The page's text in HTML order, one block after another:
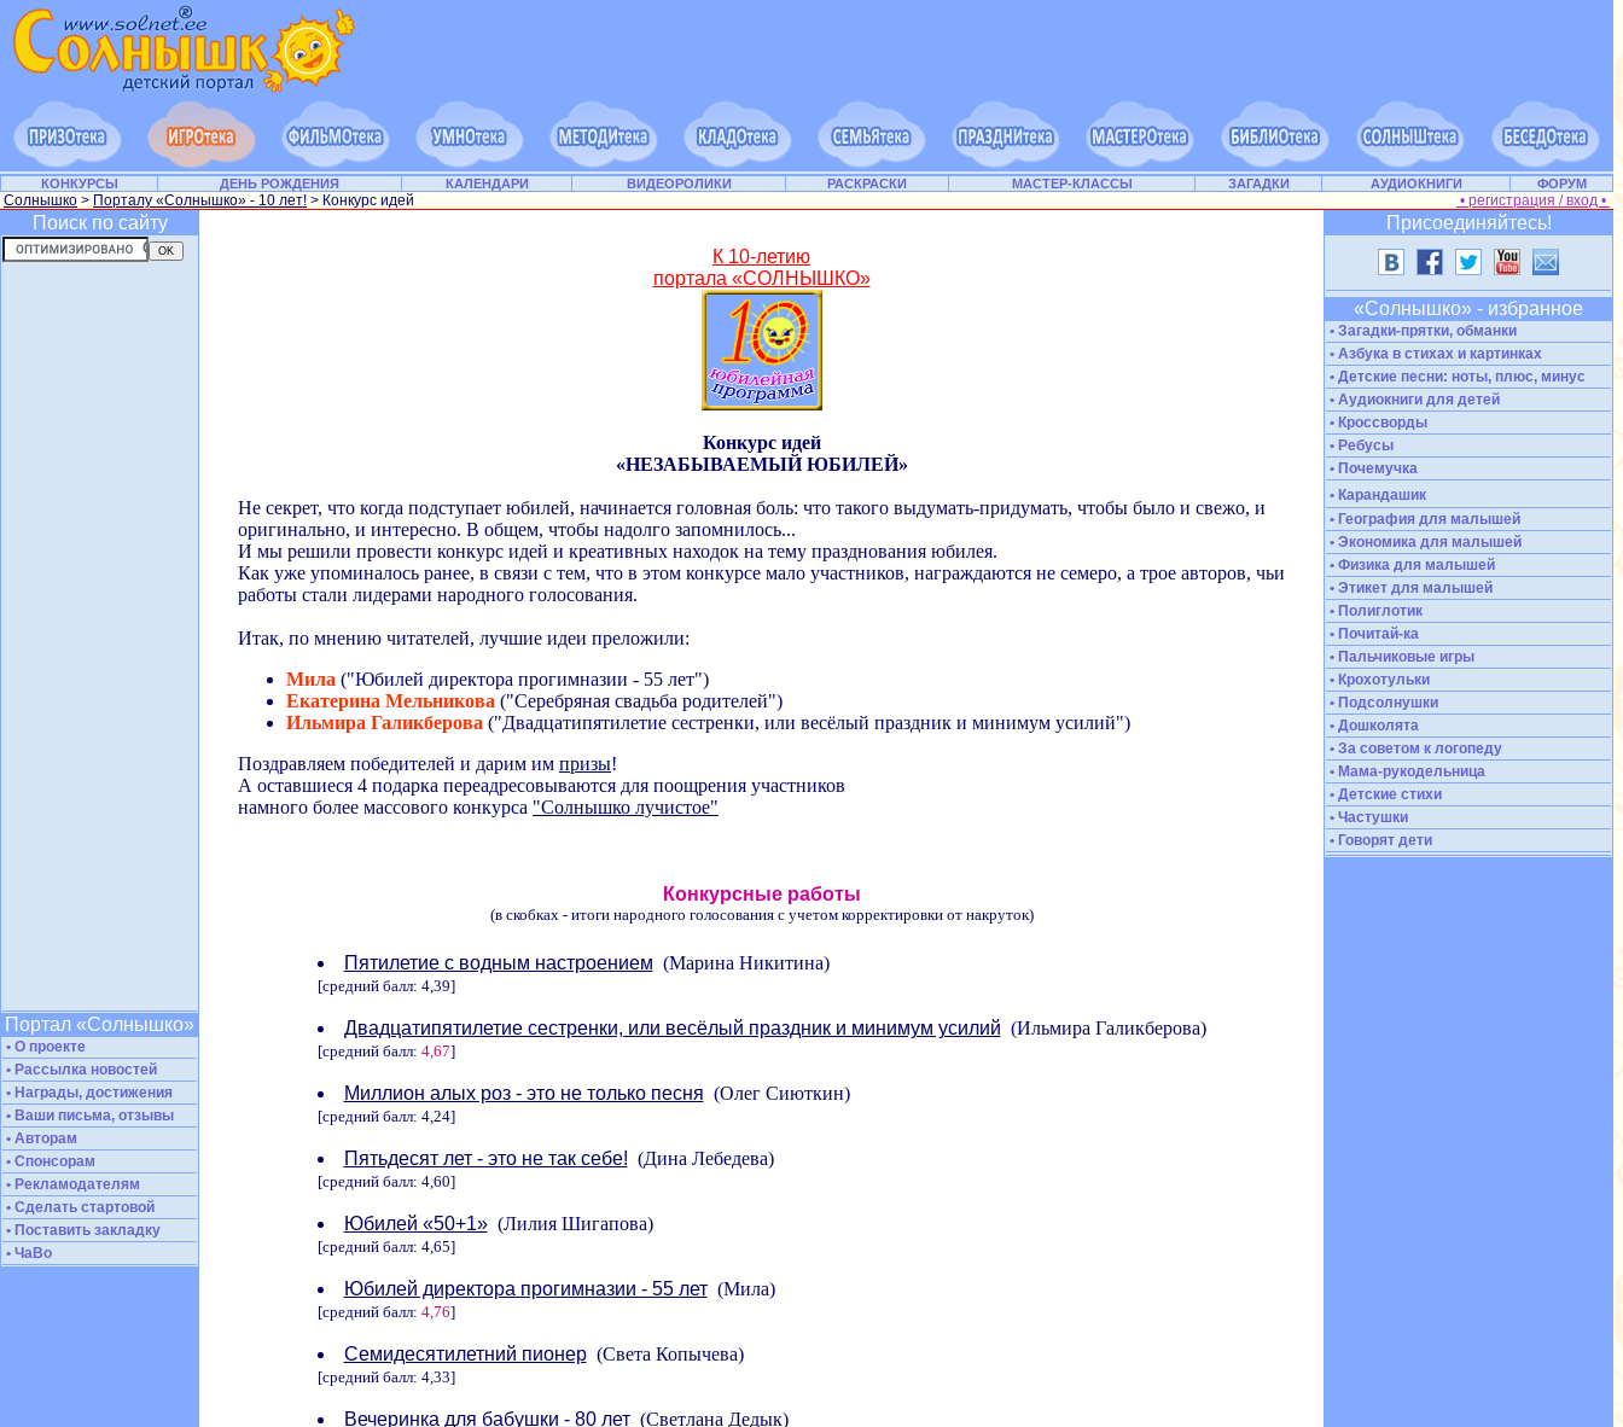
КОНКУРСЫ ДЕНЬ РОЖДЕНИЯ КАЛЕНДАРИ ВИДЕОРОЛИКИ РАСКРАСКИ МАСТЕР-КЛАССЫ ЗАГАДКИ АУДИОКНИГИ ФОРУМ
Солнышко > Порталу «Солнышко» - 10 лет! > Конкурс идей • регистрация / вход •
Поиск по сайту
Портал «Солнышко»
• О проекте
• Рассылка новостей
• Награды, достижения
• Ваши письма, отзывы
• Авторам
• Спонсорам
• Рекламодателям
• Сделать стартовой
• Поставить закладку
• ЧаВо
К 10-летию
портала «СОЛНЫШКО»
Конкурс идей
«НЕЗАБЫВАЕМЫЙ ЮБИЛЕЙ»
Не секрет, что когда подступает юбилей, начинается головная боль: что такого выдумать-придумать, чтобы было и свежо, и
оригинально, и интересно. В общем, чтобы надолго запомнилось...
И мы решили провести конкурс идей и креативных находок на тему празднования юбилея.
Как уже упоминалось ранее, в связи с тем, что в этом конкурсе мало участников, награждаются не семеро, а трое авторов, чьи
работы стали лидерами народного голосования.
Итак, по мнению читателей, лучшие идеи преложили:
Мила ("Юбилей директора прогимназии - 55 лет")
Екатерина Мельникова ("Серебряная свадьба родителей")
Ильмира Галикберова ("Двадцатипятилетие сестренки, или весёлый праздник и минимум усилий")
Поздравляем победителей и дарим им призы!
А оставшиеся 4 подарка переадресовываются для поощрения участников
намного более массового конкурса "Солнышко лучистое"
Конкурсные работы
(в скобках - итоги народного голосования с учетом корректировки от накруток)
Пятилетие с водным настроением (Марина Никитина)
[средний балл: 4,39]
Двадцатипятилетие сестренки, или весёлый праздник и минимум усилий (Ильмира Галикберова)
[средний балл: 4,67]
Миллион алых роз - это не только песня (Олег Сиюткин)
[средний балл: 4,24]
Пятьдесят лет - это не так себе! (Дина Лебедева)
[средний балл: 4,60]
Юбилей «50+1»(Лилия Шигапова)
[средний балл: 4,65]
Юбилей директора прогимназии - 55 лет(Мила)
[средний балл: 4,76]
Семидесятилетний пионер(Света Копычева)
[средний балл: 4,33]
Вечеринка для бабушки - 80 лет(Светлана Дедык)
Присоединяйтесь!
«Солнышко» - избранное
• Загадки-прятки, обманки
• Азбука в стихах и картинках
• Детские песни: ноты, плюс, минус
• Аудиокниги для детей
• Кроссворды
• Ребусы
• Почемучка
• Карандашик
• География для малышей
• Экономика для малышей
• Физика для малышей
• Этикет для малышей
• Полиглотик
• Почитай-ка
• Пальчиковые игры
• Крохотульки
• Подсолнушки
• Дошколята
• За советом к логопеду
• Мама-рукодельница
• Детские стихи
• Частушки
• Говорят дети